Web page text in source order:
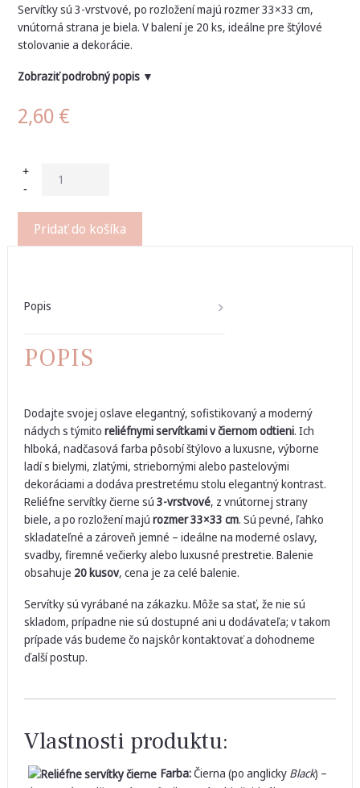
Servítky sú 3-vrstvové, po rozložení majú rozmer 33×33 cm,
vnútorná strana je biela. V balení je 20 ks, ideálne pre štýlové
stolovanie a dekorácie.
Zobraziť podrobný popis ▼
2,60 €
-
+
Pridať do košíka
Popis
POPIS
Dodajte svojej oslave elegantný, sofistikovaný a moderný
nádych s týmito reliéfnymi servítkami v čiernom odtieni. Ich
hlboká, nadčasová farba pôsobí štýlovo a luxusne, výborne
ladí s bielymi, zlatými, striebornými alebo pastelovými
dekoráciami a dodáva prestretému stolu elegantný kontrast.
Reliéfne servítky čierne sú 3-vrstvové, z vnútornej strany
biele, a po rozložení majú rozmer 33×33 cm. Sú pevné, ľahko
skladateľné a zároveň jemné – ideálne na moderné oslavy,
svadby, firemné večierky alebo luxusné prestretie. Balenie
obsahuje 20 kusov, cena je za celé balenie.
Servítky sú vyrábané na zákazku. Môže sa stať, že nie sú
skladom, prípadne nie sú dostupné ani u dodávateľa; v takom
prípade vás budeme čo najskôr kontaktovať a dohodneme
ďalší postup.
Vlastnosti produktu:
Farba:Čierna (po anglicky Black) –